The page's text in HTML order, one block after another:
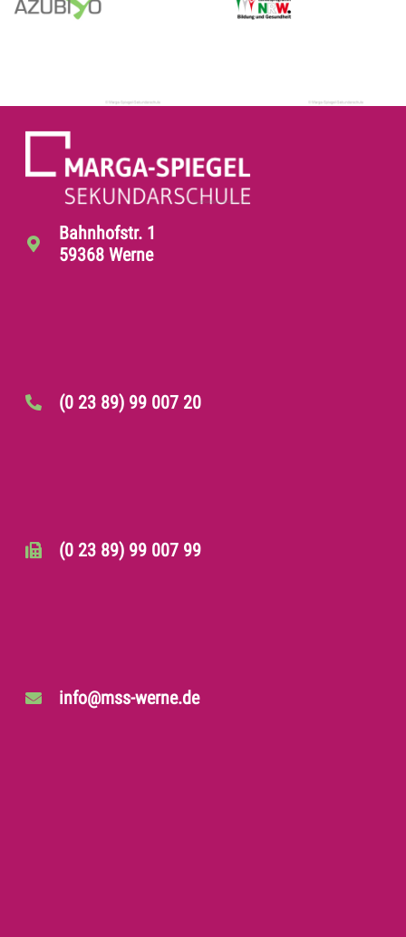
Bahnhofstr. 1
59368 Werne
(0 23 89) 99 007 20
(0 23 89) 99 007 99
info@mss-werne.de